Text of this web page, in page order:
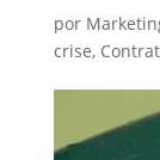
por
crise,